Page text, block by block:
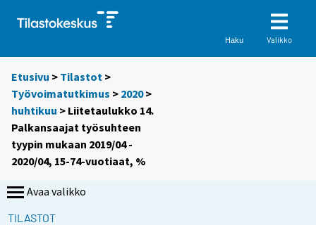
Haku Valikko
Etusivu > Tilastot >
Työvoimatutkimus > 2020>
huhtikuu > Liitetaulukko 14.
Palkansaajat työsuhteen
tyypin mukaan 2019/04 -
2020/04, 15-74-vuotiaat, %
Avaa valikko
TILASTOT